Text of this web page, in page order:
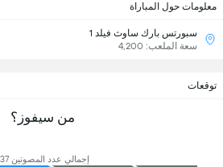
معلومات حول المباراة
سبورتس بارك ساوث فيلد 1
سعة الملعب: 4,200
توقعات
من سيفوز؟
إجمالي عدد المصوتين 737